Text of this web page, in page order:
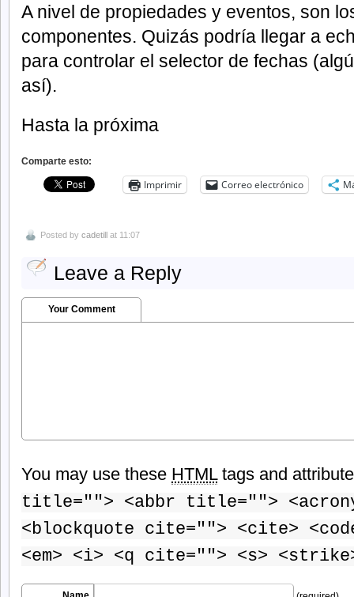
A nivel de propiedades y eventos, son
componentes. Quizás podría llegar a
para controlar el selector de fechas
así).
Hasta la próxima
Comparte esto:
Imprimir Correo electrónico
Posted by cadetill at 11:07
Leave a Reply
Your Comment
You may use these HTMLtags and
title=""> <abbr title="">
<blockquote cite=""> <cite>
<em> <i> <q cite=""> <s>